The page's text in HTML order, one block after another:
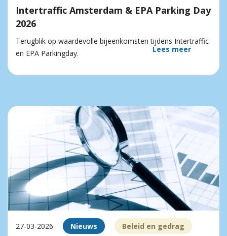
Intertraffic Amsterdam & EPA Parking Day
2026
Terugblik op waardevolle bijeenkomsten tijdens Intertraffic
en EPA Parkingday.
Lees meer
27-03-2026 Nieuws Beleid en gedrag